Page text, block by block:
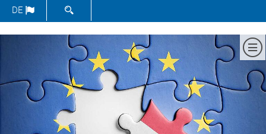
DE SUCHFORMULAR ÖFFNEN